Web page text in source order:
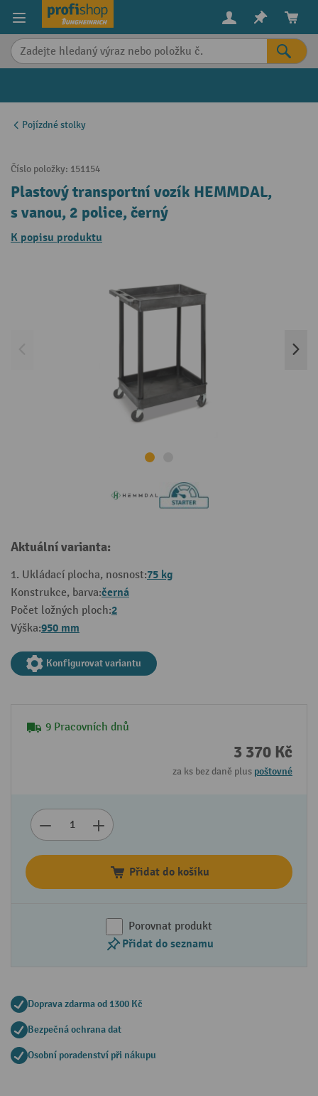
content
Pojízdné stolky
Číslo položky: 151154
Plastový transportní vozík HEMMDAL,
s vanou, 2 police, černý
K popisu produktu
Aktuální varianta:
1. Ukládací plocha, nosnost:75 kg
Konstrukce, barva:černá
Počet ložných ploch:2
Výška:950 mm
Konfigurovat variantu
9 Pracovních dnů
3 370 Kč
za ks bez daně plus poštovné
Přidat do košíku
Porovnat produkt
Přidat do seznamu
Doprava zdarma od 1300 Kč
Bezpečná ochrana dat
Osobní poradenství při nákupu